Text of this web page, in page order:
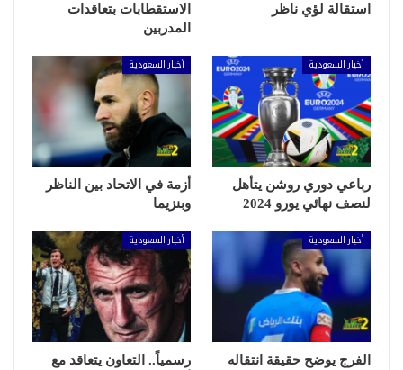
استقالة لؤي ناظر
الاستقطابات بتعاقدات
المدربين
أخبار السعودية
رباعي دوري روشن يتأهل
لنصف نهائي يورو 2024
أخبار السعودية
أزمة في الاتحاد بين الناظر
وبنزيما
أخبار السعودية
الفرج يوضح حقيقة انتقاله
أخبار السعودية
رسمياً.. التعاون يتعاقد مع